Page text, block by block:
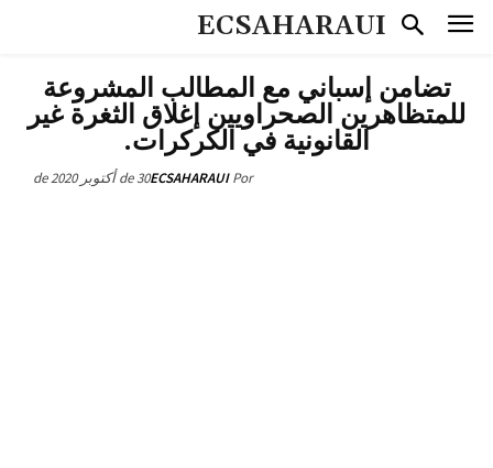
ECSAHARAUI
تضامن إسباني مع المطالب المشروعة
للمتظاهرين الصحراويين إغلاق الثغرة غير
القانونية في الكركرات.
Por
ECSAHARAUI30 de أكتوبر de 2020